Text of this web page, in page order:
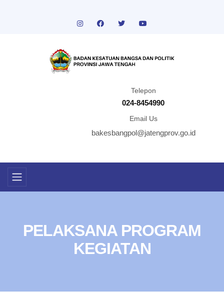
Telepon
024-8454990
Email Us
bakesbangpol@jatengprov.go.id
PELAKSANA PROGRAM
KEGIATAN